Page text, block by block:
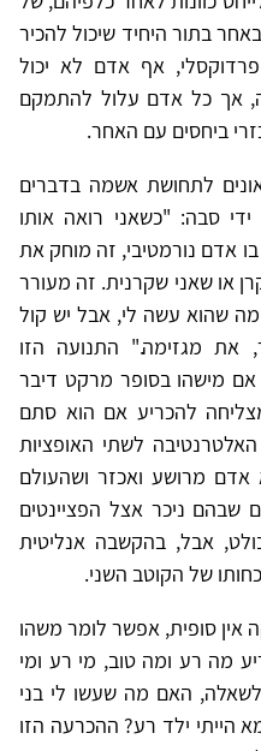
בתור היחיד שיכול להכיר
אף אדם לא יכול
אך כל אדם עלול להתמקם
ביחסים עם האחר.
אונים לתחושת אשמה בדברים
סבה: "כשאני רואה אותו
אדם נורמטיבי, זה מוחק את
או שאני שקרנית. זה מעורר
שהוא עשה לי, אבל יש קול
את מגזימה." התנועה הזו
מישהו בסופר מרקט דיבר
להכריע אם הוא סתם
לשתי האופציות
מרושע ואכזר ושהעולם
שבהם ניכר אצל הפציינטים
אבל, בהקשבה אנליטית
של הקוטב השני.
אין סופית, אפשר לומר משהו
מה רע ומה טוב, מי רע ומי
האם מה שעשו לי בני
ילד רע? ההכרעה הזו